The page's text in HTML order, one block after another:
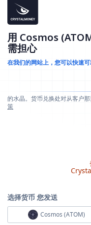
用 Cosmos
需担心
在我们的网站上，您可以快速
的水晶。货币兑换处对从客户
策
选择货币 您发送
Cosmos (ATOM)